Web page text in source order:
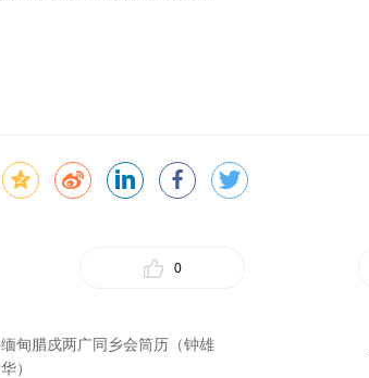
0
缅甸腊戍两广同乡会筒历（钟雄
华）